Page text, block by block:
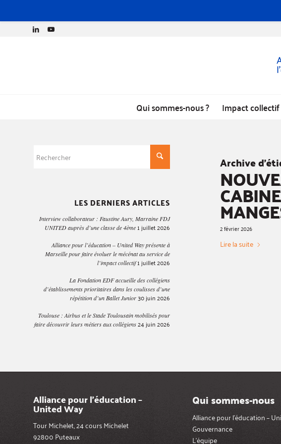
Qui sommes-nous ? Impact collectif
Archive
2 février 2026
Lire la suite
LES DERNIERS ARTICLES
Interview collaborateur : Faustine Aury, Marraine FDJ
UNITED auprès d’une classe de 4ème 1 juillet 2026
Alliance pour l’éducation – United Way présente à
Marseille pour faire évoluer le mécénat au service de
l’impact collectif 1 juillet 2026
La Fondation EDF accueille des collégiens
d’établissements prioritaires dans les coulisses d’une
répétition d’un Ballet Junior 30 juin 2026
Toulouse : Airbus et le Stade Toulousain mobilisés pour
faire découvrir leurs métiers aux collégiens 24 juin 2026
Alliance pour l’éducation –
United Way
Tour Michelet, 24 cours Michelet
92800 Puteaux
Qui sommes-nous
Alliance pour l’éducation –
Gouvernance
L’équipe